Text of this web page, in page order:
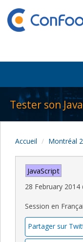
Tester son
Accueil Montréal
JavaScript
28 February 2014
Session en
Partager sur